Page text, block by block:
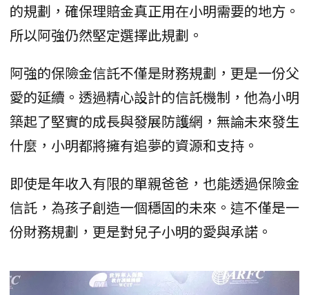
的規劃，確保理賠金真正用在小明需要的地方。
所以阿強仍然堅定選擇此規劃。
阿強的保險金信託不僅是財務規劃，更是一份父
愛的延續。透過精心設計的信託機制，他為小明
築起了堅實的成長與發展防護網，無論未來發生
什麼，小明都將擁有追夢的資源和支持。
即使是年收入有限的單親爸爸，也能透過保險金
信託，為孩子創造一個穩固的未來。這不僅是一
份財務規劃，更是對兒子小明的愛與承諾。